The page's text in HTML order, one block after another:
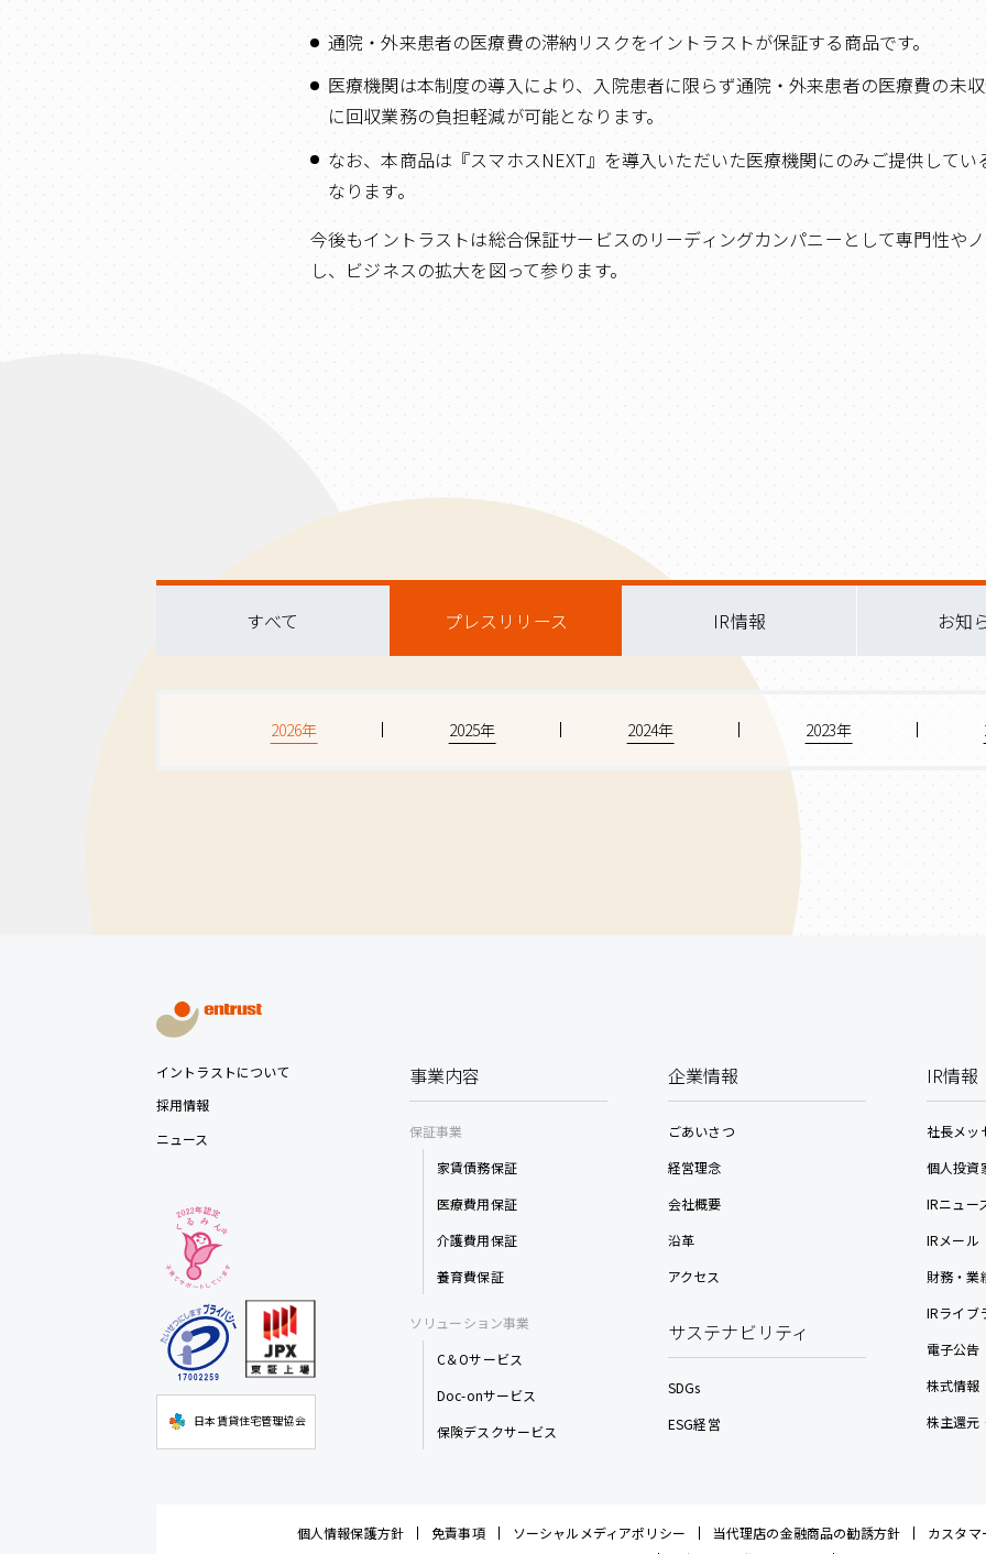
通院・外来患者の医療費の滞納リスクをイントラストが保証する商品です。
医療機関は本制度の導入により、入院患者に限らず通院・外来患者の医療費の未
に回収業務の負担軽減が可能となります。
なお、本商品は『スマホスNEXT』を導入いただいた医療機関にのみご提供して
なります。
今後もイントラストは総合保証サービスのリーディングカンパニーとして専門性や
し、ビジネスの拡大を図って参ります。
すべて プレスリリース IR情報 お知
2026年 2025年 2024年 2023年
イントラストについて
採用情報
ニュース
日本賃貸住宅管理協会
事業内容
保証事業
家賃債務保証
医療費用保証
介護費用保証
養育費保証
ソリューション事業
C＆Oサービス
Doc-onサービス
保険デスクサービス
企業情報
ごあいさつ
経営理念
会社概要
沿革
アクセス
サステナビリティ
SDGs
ESG経営
IR情報
社長メッ
個人投資
IRニュー
IRメール
財務・業
IRライブ
電子公告
株式情報
株主還元
個人情報保護方針 免責事項 ソーシャルメディアポリシー 当代理店の金融商品の勧誘方針
カスタ